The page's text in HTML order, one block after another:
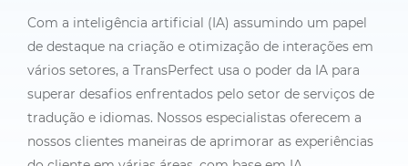
Com a inteligência artificial (IA) assumindo um papel
de destaque na criação e otimização de interações em
vários setores, a TransPerfect usa o poder da IA para
superar desafios enfrentados pelo setor de serviços de
tradução e idiomas. Nossos especialistas oferecem a
nossos clientes maneiras de aprimorar as experiências